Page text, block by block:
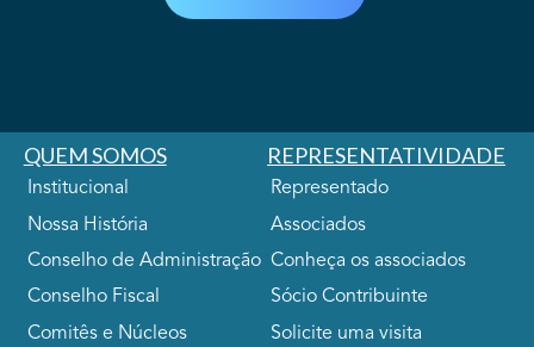
QUEM SOMOS
Institucional
Nossa História
Conselho de Administração
Conselho Fiscal
Comitês e Núcleos
REPRESENTATIVIDADE
Representado
Associados
Conheça os associados
Sócio Contribuinte
Solicite uma visita